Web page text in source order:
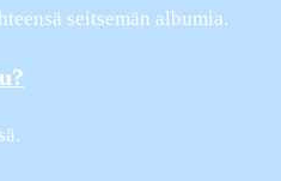
seitsemän albumia.